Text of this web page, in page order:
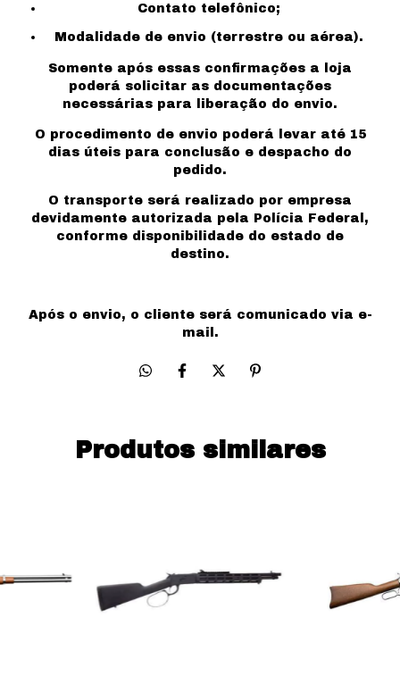
Contato telefônico;
Modalidade de envio (terrestre ou aérea).
Somente após essas confirmações a loja
poderá solicitar as documentações
necessárias para liberação do envio.
O procedimento de envio poderá levar até 15
dias úteis para conclusão e despacho do
pedido.
O transporte será realizado por empresa
devidamente autorizada pela Polícia Federal,
conforme disponibilidade do estado de
destino.
Após o envio, o cliente será comunicado via e-
mail.
Produtos similares